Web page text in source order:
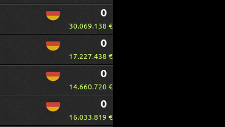
0
30.069.138 €
0
17.227.438 €
0
14.660.720 €
0
16.033.819 €